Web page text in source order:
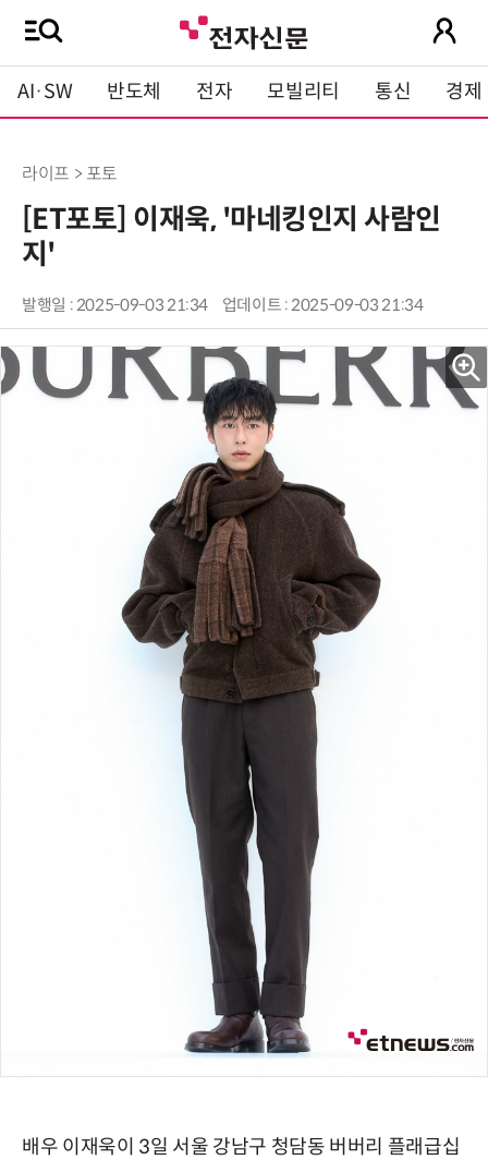
AI·SW 반도체 전자 모빌리티 통신 경제
라이프 > 포토
[ET포토] 이재욱, '마네킹인지 사람인
지'
발행일 : 2025-09-03 21:34 업데이트 : 2025-09-03 21:34
배우 이재욱이 3일 서울 강남구 청담동 버버리 플래급십